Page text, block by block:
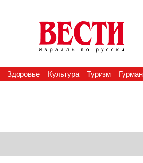
Здоровье Культура Туризм Гурман